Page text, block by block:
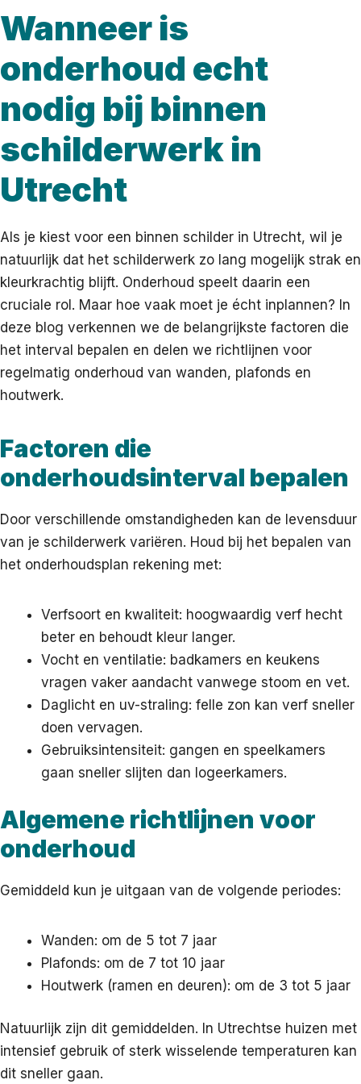
Wanneer is
onderhoud echt
nodig bij binnen
schilderwerk in
Utrecht
Als je kiest voor een binnen schilder in Utrecht, wil je
natuurlijk dat het schilderwerk zo lang mogelijk strak en
kleurkrachtig blijft. Onderhoud speelt daarin een
cruciale rol. Maar hoe vaak moet je écht inplannen? In
deze blog verkennen we de belangrijkste factoren die
het interval bepalen en delen we richtlijnen voor
regelmatig onderhoud van wanden, plafonds en
houtwerk.
Factoren die
onderhoudsinterval bepalen
Door verschillende omstandigheden kan de levensduur
van je schilderwerk variëren. Houd bij het bepalen van
het onderhoudsplan rekening met:
Verfsoort en kwaliteit: hoogwaardig verf hecht
beter en behoudt kleur langer.
Vocht en ventilatie: badkamers en keukens
vragen vaker aandacht vanwege stoom en vet.
Daglicht en uv-straling: felle zon kan verf sneller
doen vervagen.
Gebruiksintensiteit: gangen en speelkamers
gaan sneller slijten dan logeerkamers.
Algemene richtlijnen voor
onderhoud
Gemiddeld kun je uitgaan van de volgende periodes:
Wanden: om de 5 tot 7 jaar
Plafonds: om de 7 tot 10 jaar
Houtwerk (ramen en deuren): om de 3 tot 5 jaar
Natuurlijk zijn dit gemiddelden. In Utrechtse huizen met
intensief gebruik of sterk wisselende temperaturen kan
dit sneller gaan.